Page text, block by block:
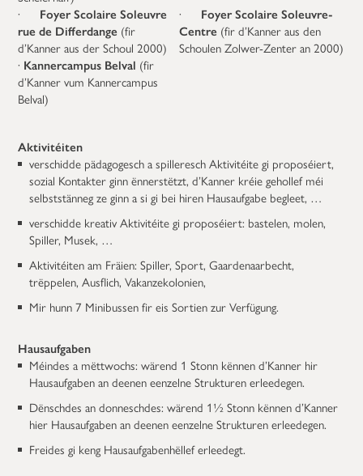
· Foyer Scolaire Soleuvre
rue de Differdange (fir
d’Kanner aus der Schoul 2000)
· Foyer Scolaire Soleuvre-
Centre (fir d’Kanner aus den
Schoulen Zolwer-Zenter an 2000)
· Kannercampus Belval (fir
d’Kanner vum Kannercampus
Belval)
Aktivitéiten
verschidde pädagogesch a spilleresch Aktivitéite gi proposéiert,
sozial Kontakter ginn ënnerstëtzt, d’Kanner kréie gehollef méi
selbststänneg ze ginn a si gi bei hiren Hausaufgabe begleet, …
verschidde kreativ Aktivitéite gi proposéiert: bastelen, molen,
Spiller, Musek, …
Aktivitéiten am Fräien: Spiller, Sport, Gaardenaarbecht,
trëppelen, Ausflich, Vakanzekolonien,
Mir hunn 7 Minibussen fir eis Sortien zur Verfügung.
Hausaufgaben
Méindes a mëttwochs: wärend 1 Stonn kënnen d’Kanner hir
Hausaufgaben an deenen eenzelne Strukturen erleedegen.
Dënschdes an donneschdes: wärend 1½ Stonn kënnen d’Kanner
hier Hausaufgaben an deenen eenzelne Strukturen erleedegen.
Freides gi keng Hausaufgabenhëllef erleedegt.